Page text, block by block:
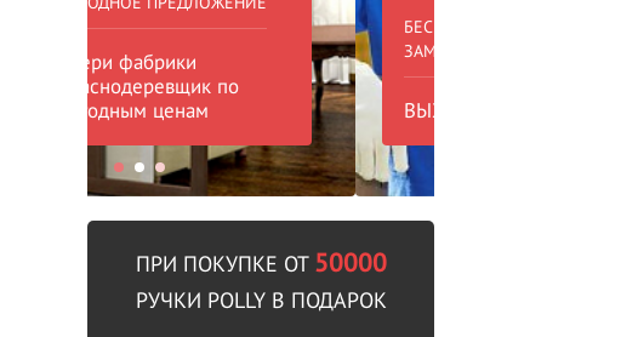
БЕСПЛАТНЫЙ ВЫЕЗД НА
ЗАМЕР
ВЫЗВАТЬ ЗАМЕРЩИКА
ПРИ ПОКУПКЕ ОТ 50000
РУЧКИ POLLY В ПОДАРОК